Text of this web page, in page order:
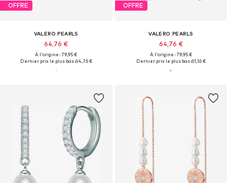
OFFRE
VALERO PEARLS
64,76 €
À l'origine : 79,95 €
Dernier prix le plus bas :64,76 €
OFFRE
VALERO PEARLS
64,76 €
À l'origine : 79,95 €
Dernier prix le plus bas :61,16 €